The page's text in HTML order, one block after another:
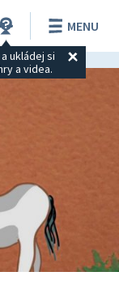
ukládej si
a videa.
MENU